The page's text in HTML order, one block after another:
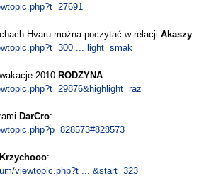
Hvaru można poczytać w relacji Akaszy:
... light=smak
2010 RODZYNA:
DarCro:
Krzychooo:
viewtopic.php?t ... &start=323